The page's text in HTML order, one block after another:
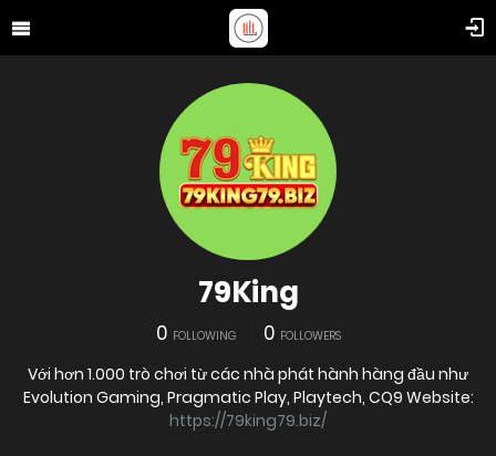
79King
0 FOLLOWING 0 FOLLOWERS
Với hơn 1.000 trò chơi từ các nhà phát hành hàng đầu như
Evolution Gaming, Pragmatic Play, Playtech, CQ9 Website:
https://79king79.biz/